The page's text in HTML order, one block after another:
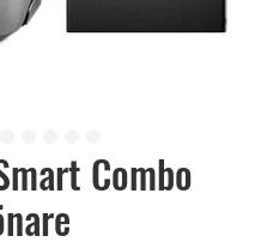
Combo